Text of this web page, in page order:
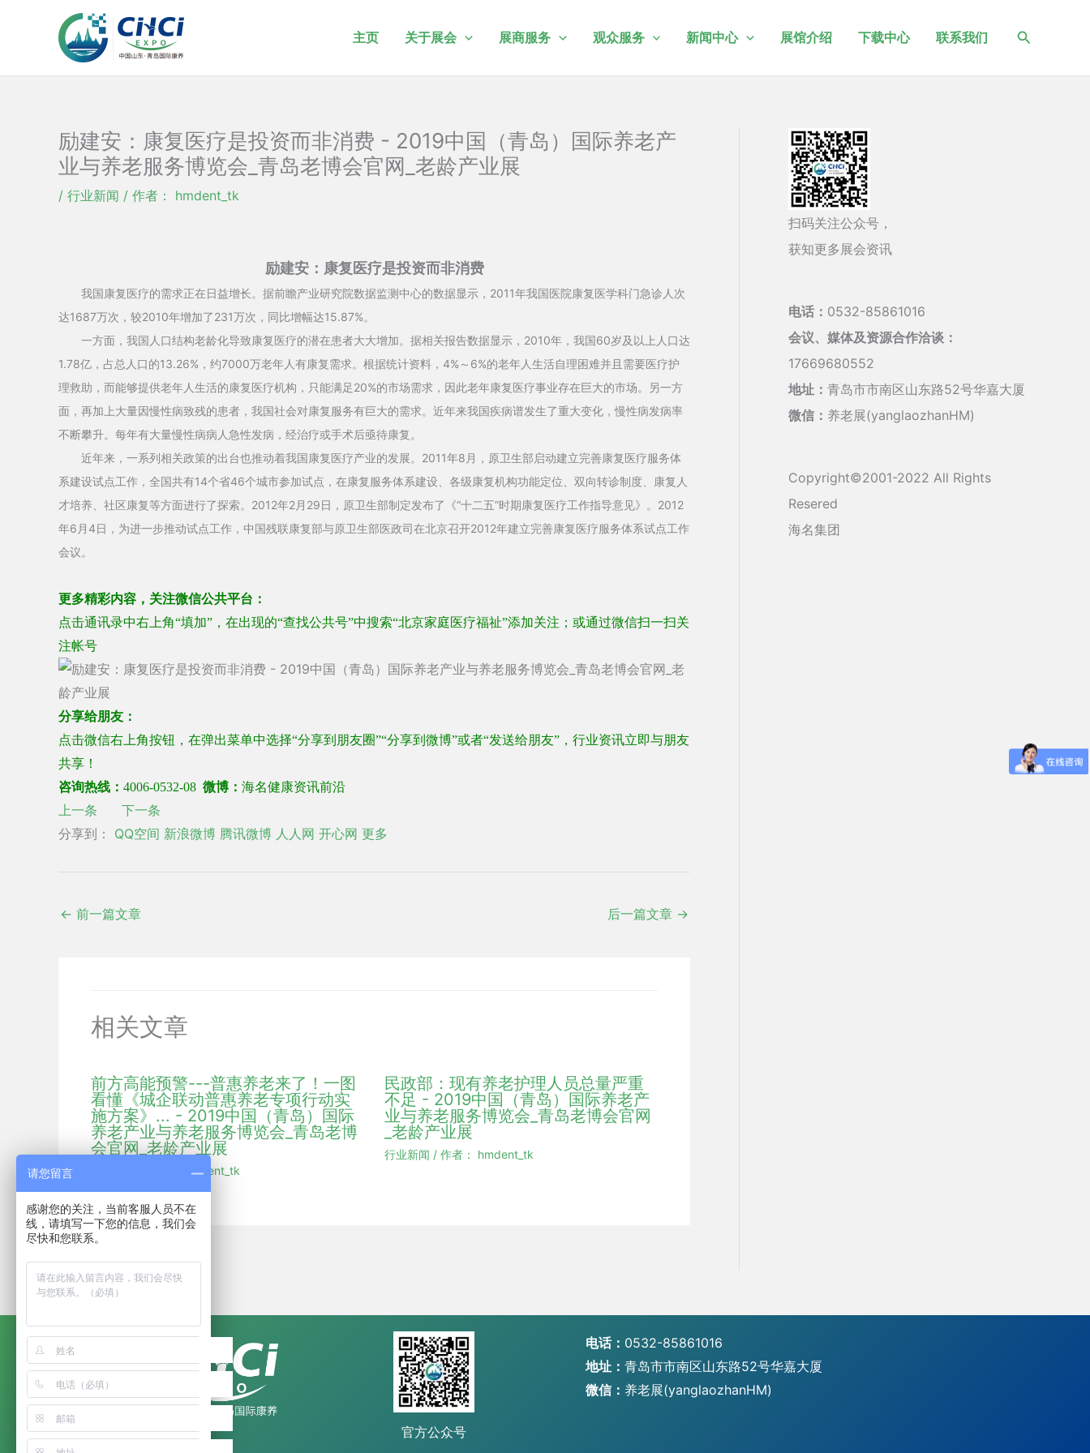
主页 关于展会 展商服务 观众服务 新闻中心 展馆介绍 下载中心 联系我们
搜
励建安：康复医疗是投资而非消费 - 2019中国（青岛）国际养老产
业与养老服务博览会_青岛老博会官网_老龄产业展
/ 行业新闻 / 作者： hmdent_tk
励建安：康复医疗是投资而非消费
我国康复医疗的需求正在日益增长。据前瞻产业研究院数据监测中心的数据显示，2011年我国医院康复医学科门急诊人次
达1687万次，较2010年增加了231万次，同比增幅达15.87%。
一方面，我国人口结构老龄化导致康复医疗的潜在患者大大增加。据相关报告数据显示，2010年，我国60岁及以上人口达
1.78亿，占总人口的13.26%，约7000万老年人有康复需求。根据统计资料，4%～6%的老年人生活自理困难并且需要医疗护
理救助，而能够提供老年人生活的康复医疗机构，只能满足20%的市场需求，因此老年康复医疗事业存在巨大的市场。另一方
面，再加上大量因慢性病致残的患者，我国社会对康复服务有巨大的需求。近年来我国疾病谱发生了重大变化，慢性病发病率
不断攀升。每年有大量慢性病病人急性发病，经治疗或手术后亟待康复。
近年来，一系列相关政策的出台也推动着我国康复医疗产业的发展。2011年8月，原卫生部启动建立完善康复医疗服务体
系建设试点工作，全国共有14个省46个城市参加试点，在康复服务体系建设、各级康复机构功能定位、双向转诊制度、康复人
才培养、社区康复等方面进行了探索。2012年2月29日，原卫生部制定发布了《“十二五”时期康复医疗工作指导意见》。2012
年6月4日，为进一步推动试点工作，中国残联康复部与原卫生部医政司在北京召开2012年建立完善康复医疗服务体系试点工作
会议。
更多精彩内容，关注微信公共平台：
点击通讯录中右上角“填加”，在出现的“查找公共号”中搜索“北京家庭医疗福祉”添加关注；或通过微信扫一扫关
注帐号
分享给朋友：
点击微信右上角按钮，在弹出菜单中选择“分享到朋友圈”“分享到微博”或者“发送给朋友” ，行业资讯立即与朋友
共享！
咨询热线： 4006-0532-08 微博： 海名健康资讯前沿
上一条
下一条
分享到：
QQ空间 新浪微博 腾讯微博 人人网 开心网 更多
← 前一篇文章 后一篇文章 →
相关文章
前方高能预警---普惠养老来了！一图
看懂《城企联动普惠养老专项行动实
施方案》... - 2019中国（青岛）国际
养老产业与养老服务博览会_青岛老博
会官网_老龄产业展
hmdent_tk
民政部：现有养老护理人员总量严重
不足 - 2019中国（青岛）国际养老产
业与养老服务博览会_青岛老博会官网
_老龄产业展
行业新闻 / 作者： hmdent_tk
扫码关注公众号，
获知更多展会资讯
电话： 0532-85861016
会议、媒体及资源合作洽谈：
17669680552
地址： 青岛市市南区山东路52号华嘉大厦
微信： 养老展(yanglaozhanHM)
Copyright©2001-2022 All Rights
Resered
海名集团
官方公众号
电话： 0532-85861016
地址： 青岛市市南区山东路52号华嘉大厦
微信： 养老展(yanglaozhanHM)
请您留言
感谢您的关注，当前客服人员不在
线，请填写一下您的信息，我们会
尽快和您联系。